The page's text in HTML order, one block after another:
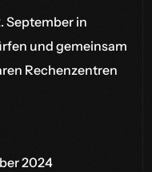
September in
und gemeinsam
Rechenzentren
2024